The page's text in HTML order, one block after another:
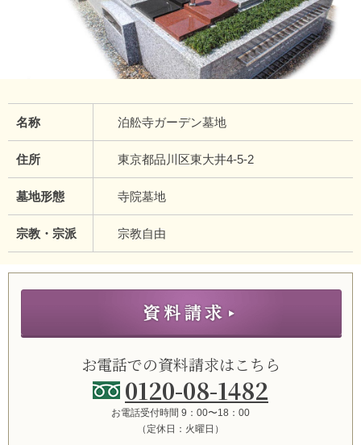
名称 泊舩寺ガーデン墓地
住所 東京都品川区東大井4-5-2
墓地形態 寺院墓地
宗教・宗派 宗教自由
お電話での資料請求はこちら
0120-08-1482
お電話受付時間 9：00〜18：00
（定休日：火曜日）